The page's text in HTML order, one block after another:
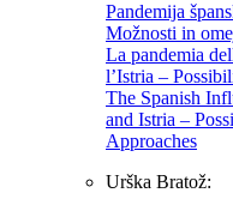
Pandemija
Možnosti in
La pandemia
l’Istria –
The Spanish
and Istria –
Approaches
Urška Bratož: